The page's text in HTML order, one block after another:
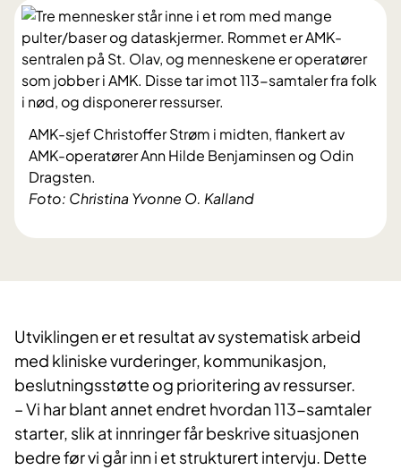
Foto: Christina Yvonne O. Kalland
AMK-sjef Christoffer Strøm i midten, flankert av
AMK-operatører Ann Hilde Benjaminsen og Odin
Dragsten.
Utviklingen er et resultat av systematisk arbeid
med kliniske vurderinger, kommunikasjon,
beslutningsstøtte og prioritering av ressurser.
– Vi har blant annet endret hvordan 113-samtaler
starter, slik at innringer får beskrive situasjonen
bedre før vi går inn i et strukturert intervju. Dette